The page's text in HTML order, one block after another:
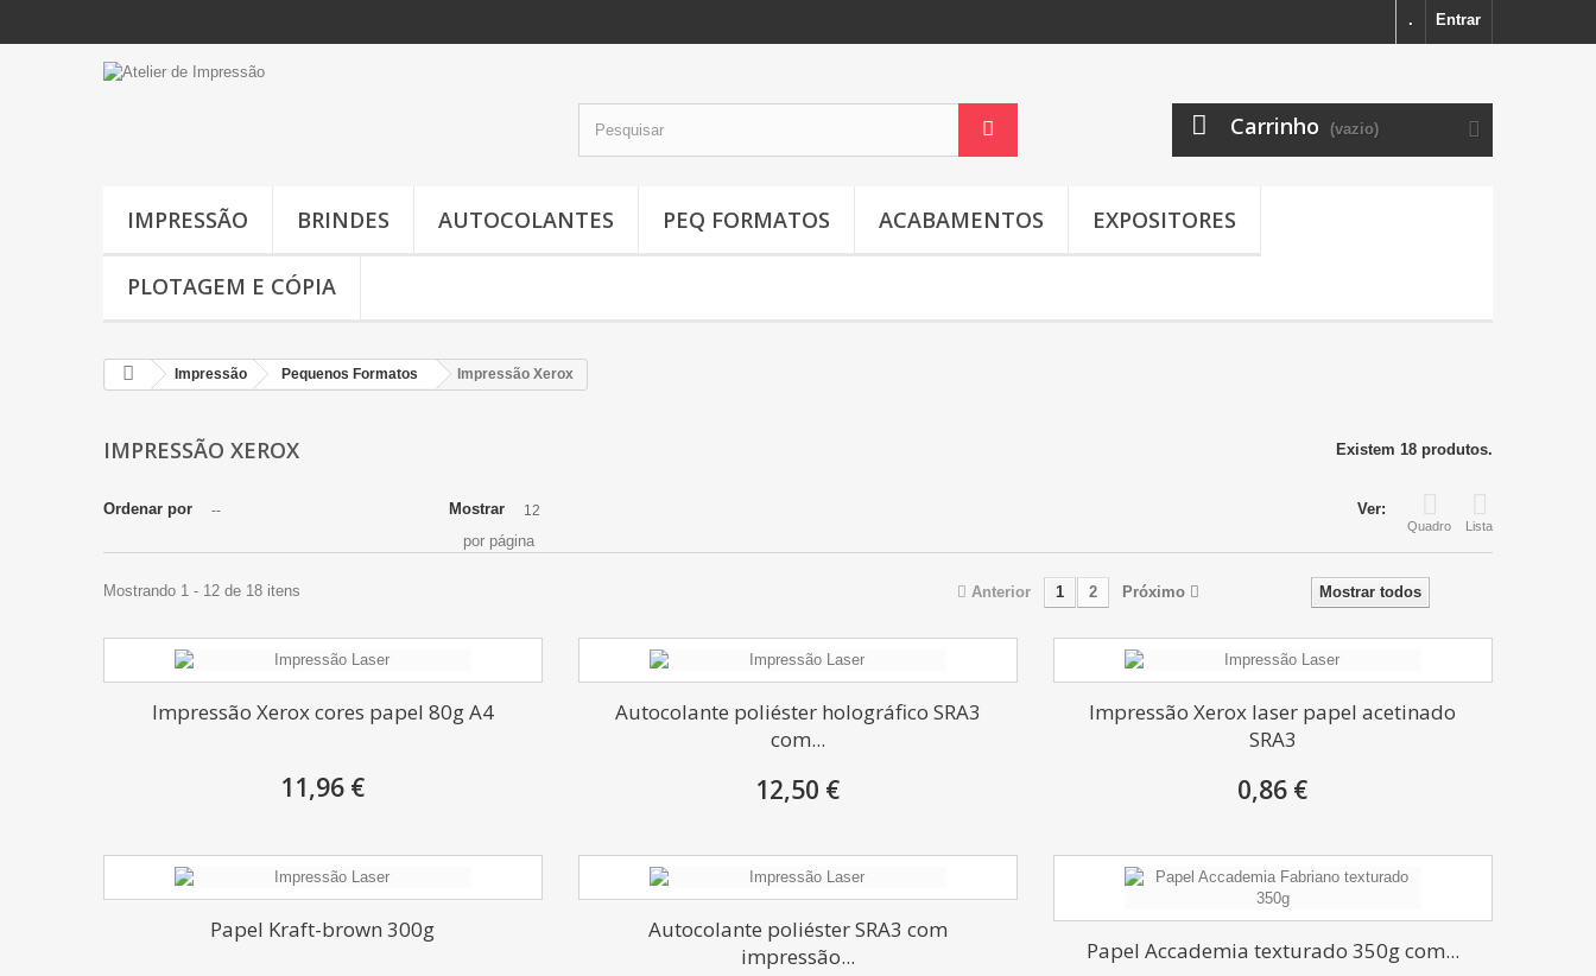
Entrar
.
Carrinho (vazio)
IMPRESSÃO BRINDES AUTOCOLANTES PEQ FORMATOS ACABAMENTOS EXPOSITORES
PLOTAGEM E CÓPIA
Impressão Pequenos Formatos Impressão Xerox
IMPRESSÃO XEROX Existem 18 produtos.
Ver:
Quadro Lista
Ordenar por -- Mostrar 12
por página
Mostrar todos
Anterior 1 2 Próximo
Mostrando 1 - 12 de 18 itens
Impressão Xerox cores papel 80g A4
11,96 €
Autocolante poliéster holográfico SRA3
com...
12,50 €
Impressão Xerox laser papel acetinado
SRA3
0,86 €
Papel Kraft-brown 300g
Autocolante poliéster SRA3 com
impressão...
Papel Accademia texturado 350g com...